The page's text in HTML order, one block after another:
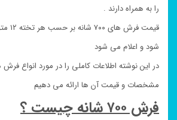
را به همراه دارند .
شود و اعلام می شود
مشخصات و قیمت آن ها ارائه می دهیم
فرش ۷۰۰ شانه چیست ؟